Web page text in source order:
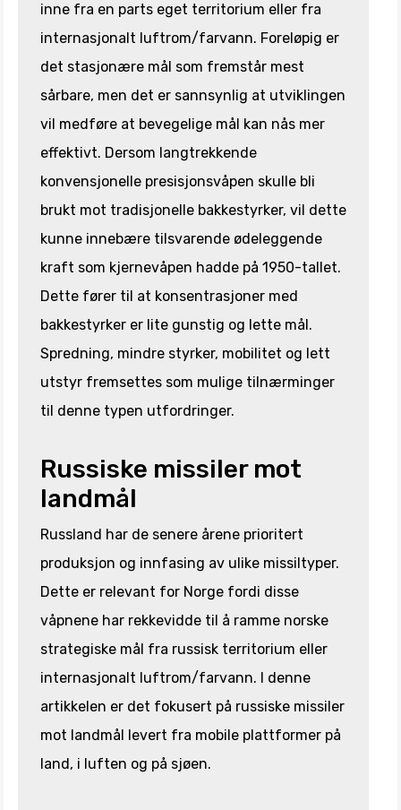
inne fra en parts eget territorium eller fra
internasjonalt luftrom/farvann. Foreløpig er
det stasjonære mål som fremstår mest
sårbare, men det er sannsynlig at utviklingen
vil medføre at bevegelige mål kan nås mer
effektivt. Dersom langtrekkende
konvensjonelle presisjonsvåpen skulle bli
brukt mot tradisjonelle bakkestyrker, vil dette
kunne innebære tilsvarende ødeleggende
kraft som kjernevåpen hadde på 1950-tallet.
Dette fører til at konsentrasjoner med
bakkestyrker er lite gunstig og lette mål.
Spredning, mindre styrker, mobilitet og lett
utstyr fremsettes som mulige tilnærminger
til denne typen utfordringer.
Russiske missiler mot
landmål
Russland har de senere årene prioritert
produksjon og innfasing av ulike missiltyper.
Dette er relevant for Norge fordi disse
våpnene har rekkevidde til å ramme norske
strategiske mål fra russisk territorium eller
internasjonalt luftrom/farvann. I denne
artikkelen er det fokusert på russiske missiler
mot landmål levert fra mobile plattformer på
land, i luften og på sjøen.